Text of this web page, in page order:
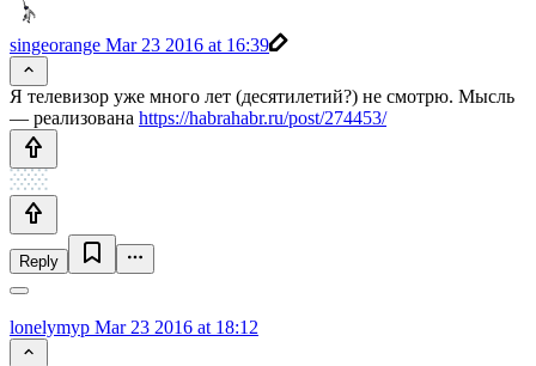
singeorange Mar 23 2016 at 16:39
Я телевизор уже много лет (десятилетий?) не смотрю. Мысль
— реализована https://habrahabr.ru/post/274453/
Reply
lonelymyp Mar 23 2016 at 18:12